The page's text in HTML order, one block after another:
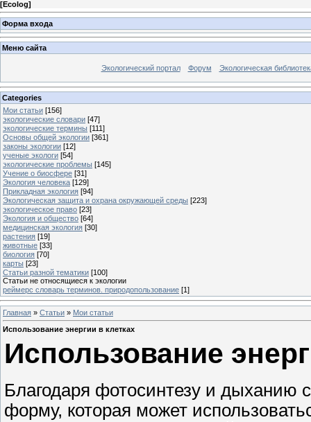
[Ecolog]
Форма входа
Меню сайта
Экологический портал Форум Экологическая
Categories
Мои статьи [156]
экологические словари [47]
экологические термины [111]
Основы общей экологии [361]
законы экологии [12]
ученые экологи [54]
экологические проблемы [145]
Учение о биосфере [31]
Экология человека [129]
Прикладная экология [94]
Экологическая защита и охрана окружающей среды [223]
экологическое право [23]
Экология и общество [64]
медицинская экология [30]
растения [19]
животные [33]
биология [70]
карты [23]
Статьи разной тематики [100]
Статьи не относящиеся к экологии
реймерс словарь терминов. природопользование [1]
Главная » Статьи » Мои статьи
Использование энергии в клетках
Использование
Благодаря фотосинтезу и дыханию
форму, которая может